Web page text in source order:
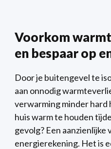
Voorkom
en bespaar op
Door je buitengevel te
aan onnodig
verwarming minder hard
huis warm te houden
gevolg? Een aanzienlijke
energierekening. Het is